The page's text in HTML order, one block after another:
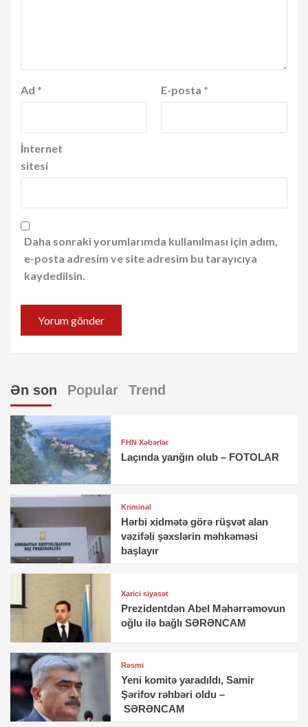
Ad * E-posta *
İnternet
sitesi
Daha sonraki yorumlarımda kullanılması için adım,
e-posta adresim ve site adresim bu tarayıcıya
kaydedilsin.
Ən son Popular Trend
FHN Xəbərlər
Laçında yanğın olub – FOTOLAR
Kriminal
Hərbi xidmətə görə rüşvət alan
vəzifəli şəxslərin məhkəməsi
başlayır
Xarici siyasət
Prezidentdən Abel Məhərrəmovun
oğlu ilə bağlı SƏRƏNCAM
Rəsmi
Yeni komitə yaradıldı, Samir
Şərifov rəhbəri oldu –
SƏRƏNCAM